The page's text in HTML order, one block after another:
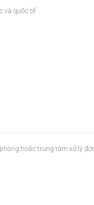
và quốc tế
hoặc trung tâm xử lý